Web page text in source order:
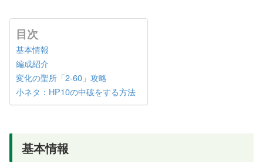
目次
基本情報
編成紹介
変化の聖所「2-60」攻略
小ネタ：HP10の中破をする方法
基本情報